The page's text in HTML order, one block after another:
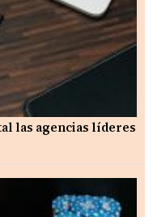
las agencias líderes